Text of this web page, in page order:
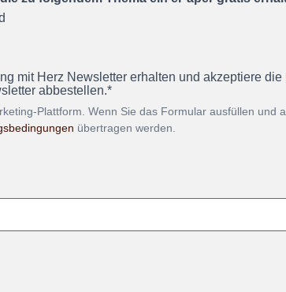
mit Herz Newsletter erhalten und akzeptiere die
abbestellen.*
Plattform. Wenn Sie das Formular ausfüllen
übertragen werden.